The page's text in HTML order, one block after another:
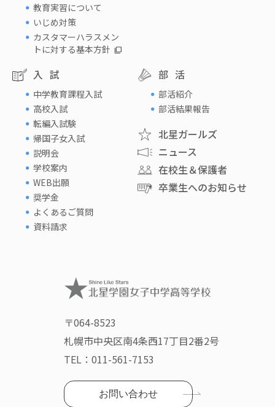
教育実習について
いじめ対策
カスタマーハラスメン
トに対する基本方針
入試
中学教育課程入試
高校入試
転編入試験
帰国子女入試
説明会
学校案内
WEB出願
奨学金
よくあるご質問
資料請求
部活
部活紹介
部活結果報告
北星ガールズ
ニュース
在校生＆保護者
卒業生へのお知らせ
〒064-8523
札幌市中央区南4条西17丁目2番2号
TEL： 011-561-7153
お問い合わせ